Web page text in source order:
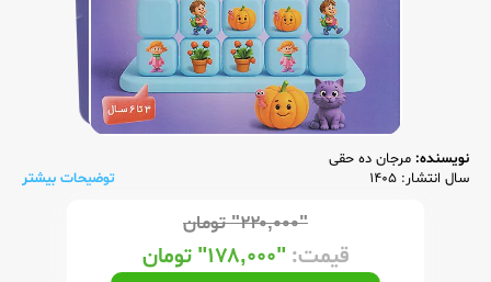
نویسنده: مرجان ده حقی
سال انتشار: 1405
توضیحات بیشتر
"۲۲۰,۰۰۰" تومان
قیمت:"۱۷۸,۰۰۰" تومان